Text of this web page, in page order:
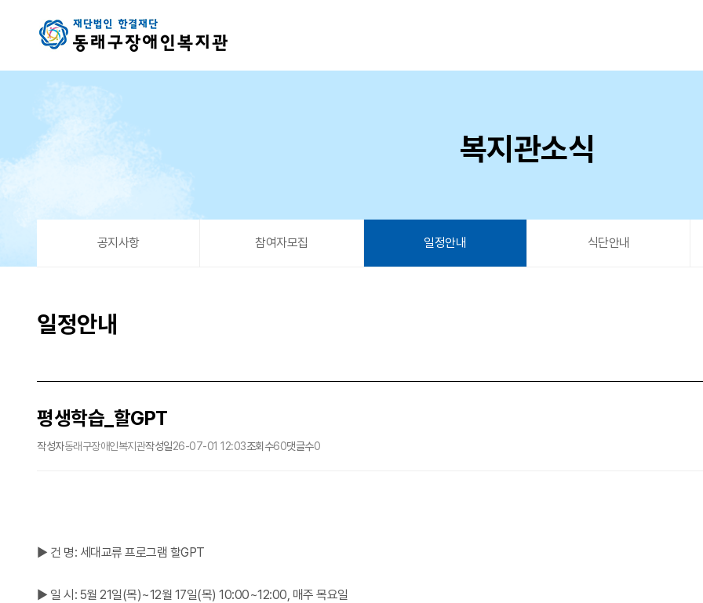
복지관소식
공지사항 참여자모집 일정안내 식단안내
일정안내
평생학습_할GPT
작성자동래구장애인복지관작성일26-07-01 12:03조회수60댓글수0
▶ 건 명: 세대교류 프로그램 할GPT
▶ 일 시: 5월 21일(목)~12월 17일(목) 10:00~12:00, 매주 목요일